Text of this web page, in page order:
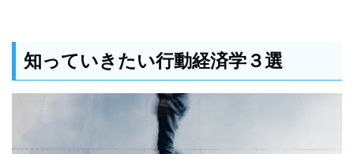
知っていきたい行動経済学３選